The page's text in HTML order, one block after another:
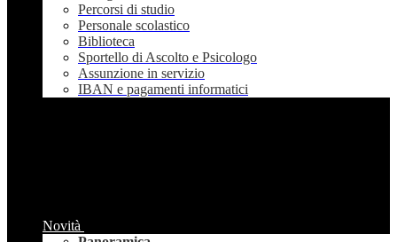
Percorsi di studio
Personale scolastico
Biblioteca
Sportello di Ascolto e Psicologo
Assunzione in servizio
IBAN e pagamenti informatici
Novità